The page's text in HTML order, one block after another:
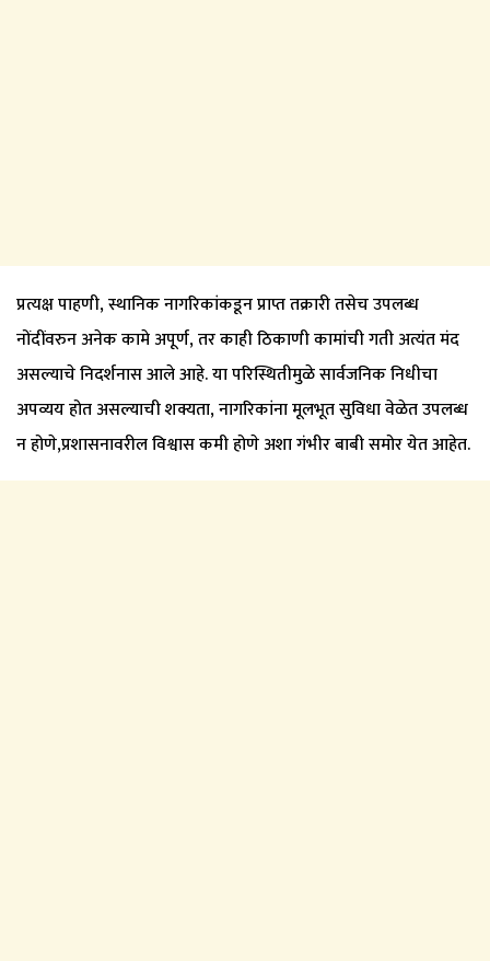
प्रत्यक्ष पाहणी, स्थानिक नागरिकांकडून प्राप्त तक्रारी तसेच उपलब्ध
नोंदींवरुन अनेक कामे अपूर्ण, तर काही ठिकाणी कामांची गती अत्यंत मंद
असल्याचे निदर्शनास आले आहे. या परिस्थितीमुळे सार्वजनिक निधीचा
अपव्यय होत असल्याची शक्यता, नागरिकांना मूलभूत सुविधा वेळेत उपलब्ध
न होणे,प्रशासनावरील विश्वास कमी होणे अशा गंभीर बाबी समोर येत आहेत.